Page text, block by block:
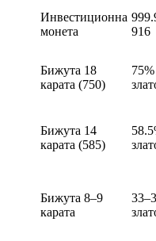
Инвестиционна
монета
916
Бижута 18
карата (750)
75%
Бижута 14
карата (585)
Бижута 8–9
карата